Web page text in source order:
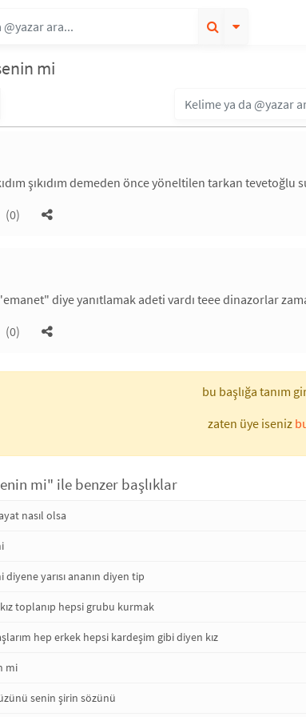
mi
şıkıdım demeden önce yöneltilen tarkan tevetoğlu
(0)
diye yanıtlamak adeti vardı teee dinazorlar
(0)
bu başlığa tanım
zaten üye iseniz
mi" ile benzer başlıklar
nasıl olsa
diyene yarısı ananın diyen tip
toplanıp hepsi grubu kurmak
hep erkek hepsi kardeşim gibi diyen kız
mi
senin şirin sözünü